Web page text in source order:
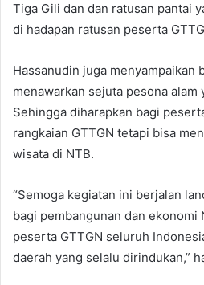
Tiga Gili dan dan ratusan pantai
di hadapan ratusan peserta
Hassanudin juga menyampaikan
menawarkan sejuta pesona alam
Sehingga diharapkan bagi
rangkaian GTTGN tetapi bisa
wisata di NTB.
“Semoga kegiatan ini berjalan
bagi pembangunan dan ekonomi
peserta GTTGN seluruh
daerah yang selalu dirindukan,”